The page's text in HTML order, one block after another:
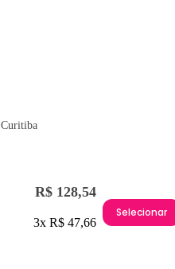
R$ 128,54
3x R$ 47,66
Selecionar